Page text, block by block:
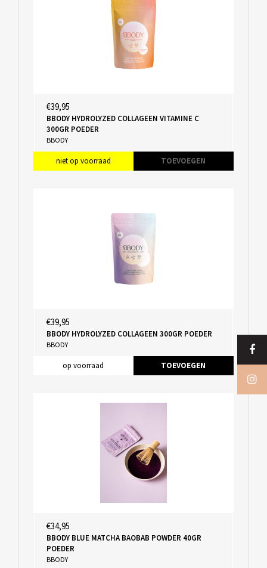
€39,95
BBODY HYDROLYZED COLLAGEEN VITAMINE C
300GR POEDER
BBODY
niet op voorraad TOEVOEGEN
€39,95
BBODY HYDROLYZED COLLAGEEN 300GR POEDER
BBODY
op voorraad TOEVOEGEN
€34,95
BBODY BLUE MATCHA BAOBAB POWDER 40GR
POEDER
BBODY